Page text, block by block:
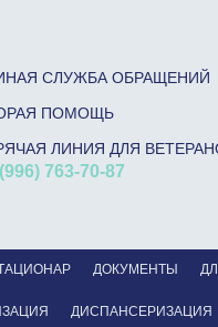
ДОКУМЕНТЫ
ДИСПАНСЕРИЗАЦИЯ
СЛУЖБА ОБРАЩЕНИЙ
ПОМОЩЬ
ЛИНИЯ ДЛЯ
763-70-87